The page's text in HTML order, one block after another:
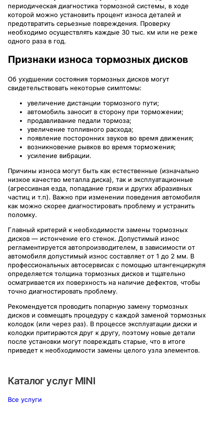
периодическая диагностика тормозной системы, в ходе
которой можно установить процент износа деталей и
предотвратить серьезные повреждения. Проверку
необходимо осуществлять каждые 30 тыс. км или не реже
одного раза в год.
Признаки износа тормозных дисков
Об ухудшении состояния тормозных дисков могут
свидетельствовать некоторые симптомы:
увеличение дистанции тормозного пути;
автомобиль заносит в сторону при торможении;
продавливание педали тормоза;
увеличение топливного расхода;
появление посторонних звуков во время движения;
возникновение рывков во время торможения;
усиление вибрации.
Причины износа могут быть как естественные (изначально
низкое качество металла диска), так и эксплуатационные
(агрессивная езда, попадание грязи и других абразивных
частиц и т.п). Важно при изменении поведения автомобиля
как можно скорее диагностировать проблему и устранить
поломку.
Главный критерий к необходимости замены тормозных
дисков — истончение его стенок. Допустимый износ
регламентируется автопроизводителем, в зависимости от
автомобиля допустимый износ составляет от 1 до 2 мм. В
профессиональных автосервисах с помощью штангенциркуля
определяется толщина тормозных дисков и тщательно
осматривается их поверхность на наличие дефектов, чтобы
точно диагностировать проблему.
Рекомендуется проводить попарную замену тормозных
дисков и совмещать процедуру с каждой заменой тормозных
колодок (или через раз). В процессе эксплуатации диски и
колодки притираются друг к другу, поэтому новые детали
после установки могут повреждать старые, что в итоге
приведет к необходимости замены целого узла элементов.
Каталог услуг MINI
Все услуги